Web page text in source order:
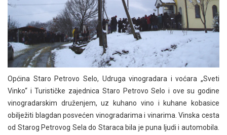
Općina Staro Petrovo Selo, Udruga vinogradara i voćara „Sveti
Vinko“ i Turističke zajednica Staro Petrovo Selo i ove su godine
vinogradarskim druženjem, uz kuhano vino i kuhane kobasice
obilježiti blagdan posvećen vinogradarima i vinarima. Vinska cesta
od Starog Petrovog Sela do Staraca bila je puna ljudi i automobila.